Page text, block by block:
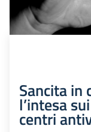
Sancita in
l’intesa
centri